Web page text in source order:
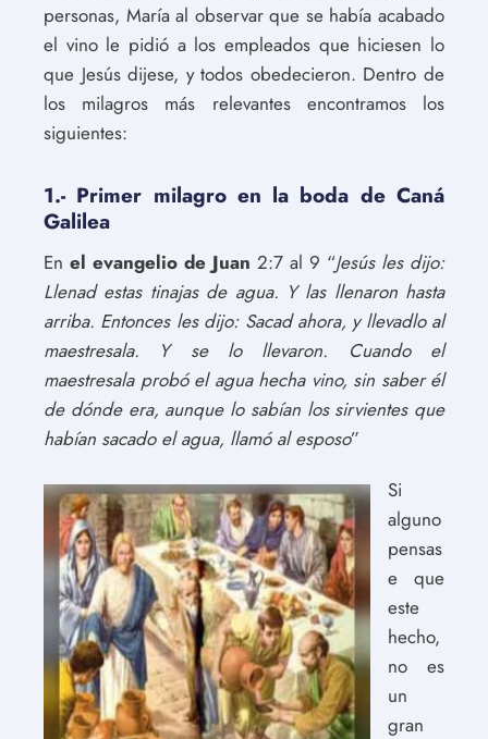
personas, María al observar que se había acabado
el vino le pidió a los empleados que hiciesen lo
que Jesús dijese, y todos obedecieron. Dentro de
los milagros más relevantes encontramos los
siguientes:
1.- Primer milagro en la boda de Caná
Galilea
En el evangelio de Juan 2:7 al 9 “Jesús les dijo:
Llenad estas tinajas de agua. Y las llenaron hasta
arriba. Entonces les dijo: Sacad ahora, y llevadlo al
maestresala. Y se lo llevaron. Cuando el
maestresala probó el agua hecha vino, sin saber él
de dónde era, aunque lo sabían los sirvientes que
habían sacado el agua, llamó al esposo”
Si
alguno
pensas
e que
este
hecho,
no es
un
gran